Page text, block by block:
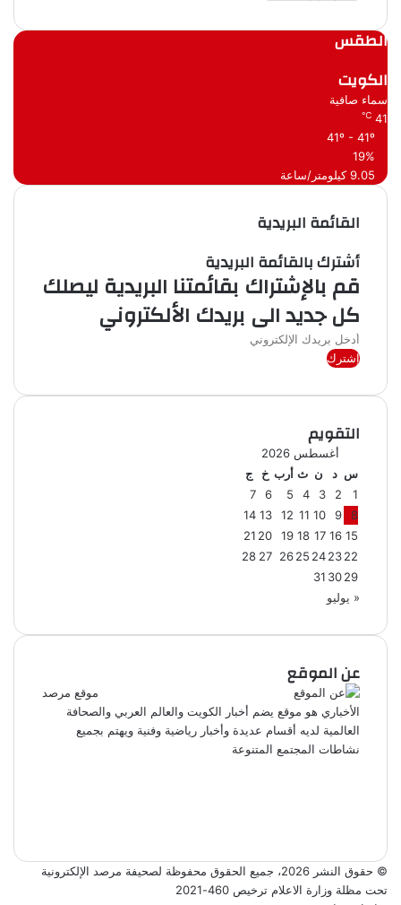
م
و
ع
أ
ر
ي
ف
الطقس
الكويت
سماء صافية
41
℃
19%
9.05 كيلومتر/ساعة
القائمة البريدية
أشترك بالقائمة البريدية
قم بالإشتراك بقائمتنا البريدية ليصلك
كل جديد الى بريدك الألكتروني
أدخل
بريدك
التقويم
أغسطس 2026
س د ن ث أرب خ
ج
1
2
3
4
5
6
7
8
9
10
11
12
13
14
15
16
17
18
19
20
21
22
23
24
25
26
27
28
29
30
31
« يوليو
عن الموقع
موقع مرصد
الأخباري هو موقع يضم أخبار الكويت والعالم العربي والصحافة
العالمية لديه أقسام عديدة وأخبار رياضية وفنية ويهتم بجميع
نشاطات المجتمع المتنوعة
© حقوق النشر 2026، جميع الحقوق محفوظة لصحيفة مرصد الإلكترونية
تحت مظلة وزارة الاعلام ترخيص 460-2021